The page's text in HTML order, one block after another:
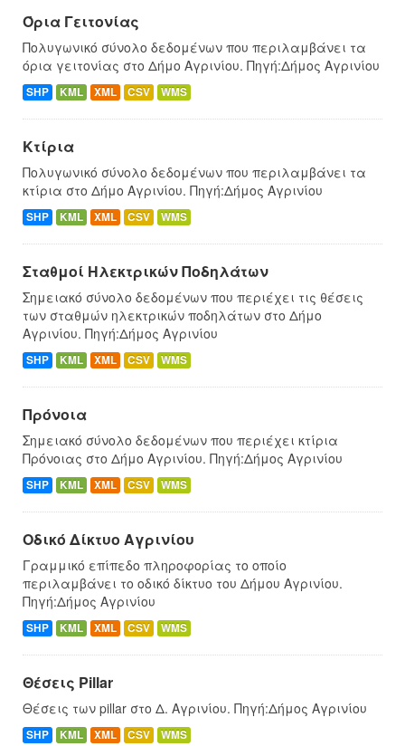
Όρια Γειτονίας
Πολυγωνικό σύνολο δεδομένων που περιλαμβάνει τα
όρια γειτονίας στο Δήμο Αγρινίου. Πηγή:Δήμος Αγρινίου
SHP KML XML CSV WMS
Κτίρια
Πολυγωνικό σύνολο δεδομένων που περιλαμβάνει τα
κτίρια στο Δήμο Αγρινίου. Πηγή:Δήμος Αγρινίου
SHP KML XML CSV WMS
Σταθμοί Ηλεκτρικών Ποδηλάτων
Σημειακό σύνολο δεδομένων που περιέχει τις θέσεις
των σταθμών ηλεκτρικών ποδηλάτων στο Δήμο
Αγρινίου. Πηγή:Δήμος Αγρινίου
SHP KML XML CSV WMS
Πρόνοια
Σημειακό σύνολο δεδομένων που περιέχει κτίρια
Πρόνοιας στο Δήμο Αγρινίου. Πηγή:Δήμος Αγρινίου
SHP KML XML CSV WMS
Οδικό Δίκτυο Αγρινίου
Γραμμικό επίπεδο πληροφορίας το οποίο
περιλαμβάνει το οδικό δίκτυο του Δήμου Αγρινίου.
Πηγή:Δήμος Αγρινίου
SHP KML XML CSV WMS
Θέσεις Pillar
Θέσεις των pillar στο Δ. Αγρινίου. Πηγή:Δήμος Αγρινίου
SHP KML XML CSV WMS